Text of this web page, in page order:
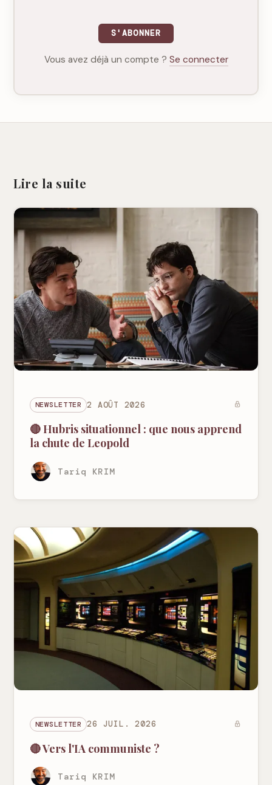
S'ABONNER
Vous avez déjà un compte ? Se connecter
Lire la suite
NEWSLETTER 2 AOÛT 2026
🔴 Hubris situationnel : que nous apprend
la chute de Leopold
Tariq KRIM
NEWSLETTER 26 JUIL. 2026
🔴 Vers l'IA communiste ?
Tariq KRIM